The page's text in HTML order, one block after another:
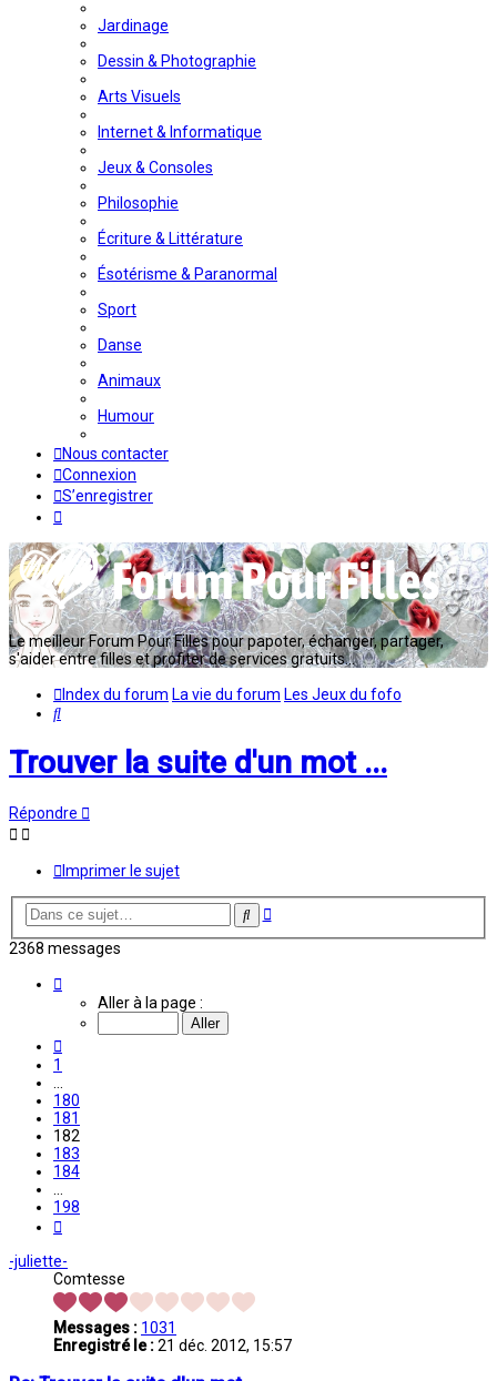
Jardinage
Dessin & Photographie
Arts Visuels
Internet & Informatique
Jeux & Consoles
Philosophie
Écriture & Littérature
Ésotérisme & Paranormal
Sport
Danse
Animaux
Humour
Nous contacter
Connexion
S’enregistrer
Le meilleur Forum Pour Filles pour papoter, échanger, partager,
s'aider entre filles et profiter de services gratuits...
Index du forum La vie du forum Les Jeux du fofo
Rechercher
Trouver la suite d'un mot ...
Répondre
Imprimer le sujet
Rechercher
Recherche
2368 messages
182
Aller à la page :
1
180
181
182
183
184
198
-juliette-
Comtesse
Messages : 1031
Enregistré le :21 déc. 2012, 15:57